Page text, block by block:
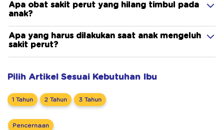
Apa obat sakit perut yang hilang timbul pada
anak?
Apa yang harus dilakukan saat anak mengeluh
sakit perut?
Pilih Artikel Sesuai Kebutuhan Ibu
1 Tahun 2 Tahun 3 Tahun
Pencernaan